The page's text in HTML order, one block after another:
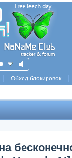
Обход блокировок